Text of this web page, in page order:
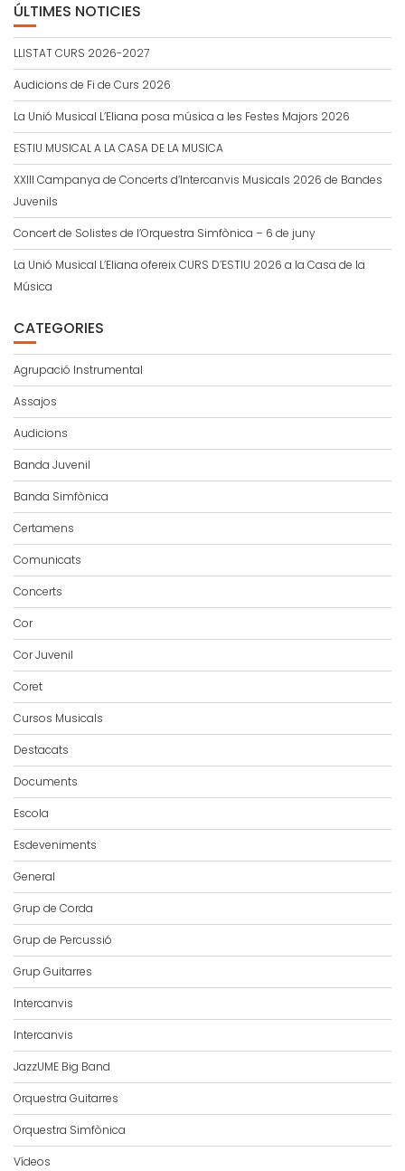
ÚLTIMES NOTICIES
LLISTAT CURS 2026-2027
Audicions de Fi de Curs 2026
La Unió Musical L’Eliana posa música a les Festes Majors 2026
ESTIU MUSICAL A LA CASA DE LA MUSICA
XXIII Campanya de Concerts d’Intercanvis Musicals 2026 de Bandes
Juvenils
Concert de Solistes de l’Orquestra Simfònica – 6 de juny
La Unió Musical L’Eliana ofereix CURS D’ESTIU 2026 a la Casa de la
Música
CATEGORIES
Agrupació Instrumental
Assajos
Audicions
Banda Juvenil
Banda Simfònica
Certamens
Comunicats
Concerts
Cor
Cor Juvenil
Coret
Cursos Musicals
Destacats
Documents
Escola
Esdeveniments
General
Grup de Corda
Grup de Percussió
Grup Guitarres
Intercanvis
Intercanvis
JazzUME Big Band
Orquestra Guitarres
Orquestra Simfònica
Vídeos